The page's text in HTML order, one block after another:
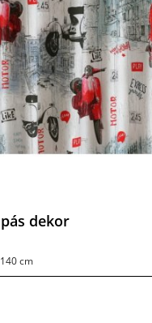
dekor
140 cm